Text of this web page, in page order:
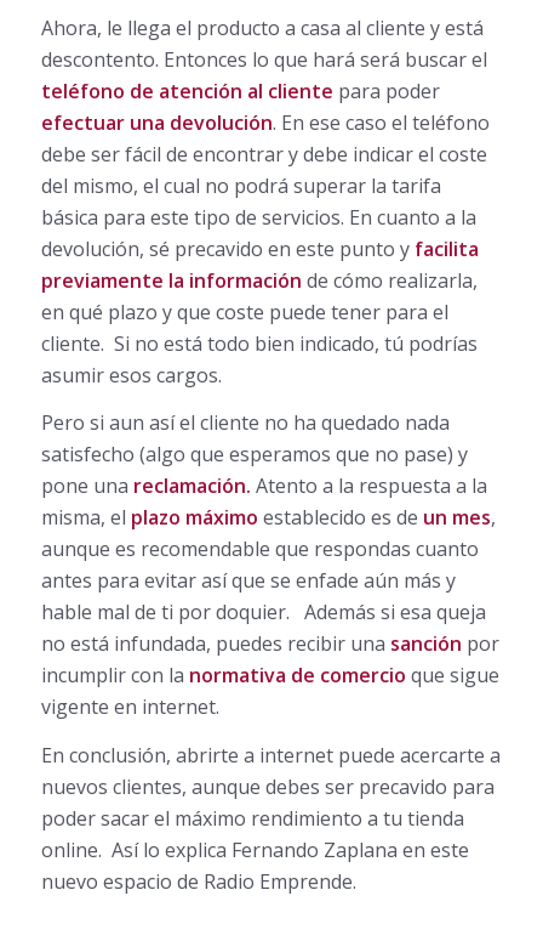
Ahora, le llega el producto a casa al cliente y está
descontento. Entonces lo que hará será buscar el
teléfono de atención al cliente para poder
efectuar una devolución. En ese caso el teléfono
debe ser fácil de encontrar y debe indicar el coste
del mismo, el cual no podrá superar la tarifa
básica para este tipo de servicios. En cuanto a la
devolución, sé precavido en este punto y facilita
previamente la información de cómo realizarla,
en qué plazo y que coste puede tener para el
cliente. Si no está todo bien indicado, tú podrías
asumir esos cargos.
Pero si aun así el cliente no ha quedado nada
satisfecho (algo que esperamos que no pase) y
pone una reclamación. Atento a la respuesta a la
misma, el plazo máximo establecido es de un mes,
aunque es recomendable que respondas cuanto
antes para evitar así que se enfade aún más y
hable mal de ti por doquier. Además si esa queja
no está infundada, puedes recibir una sanción por
incumplir con la normativa de comercio que sigue
vigente en internet.
En conclusión, abrirte a internet puede acercarte a
nuevos clientes, aunque debes ser precavido para
poder sacar el máximo rendimiento a tu tienda
online. Así lo explica Fernando Zaplana en este
nuevo espacio de Radio Emprende.